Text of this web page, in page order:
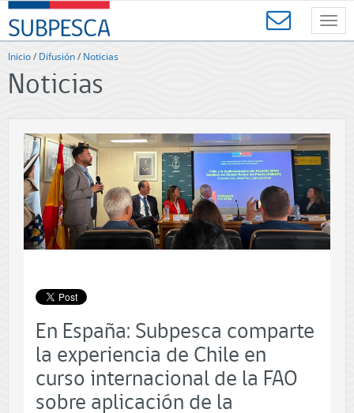
Contenido
principal
SUBPESCA
-
Subsecretaría
Pesca
y
Gobierno
de
Chile
Inicio/ Difusión/ Noticias
Noticias
En España: Subpesca comparte
la experiencia de Chile en
curso internacional de la FAO
sobre aplicación de la